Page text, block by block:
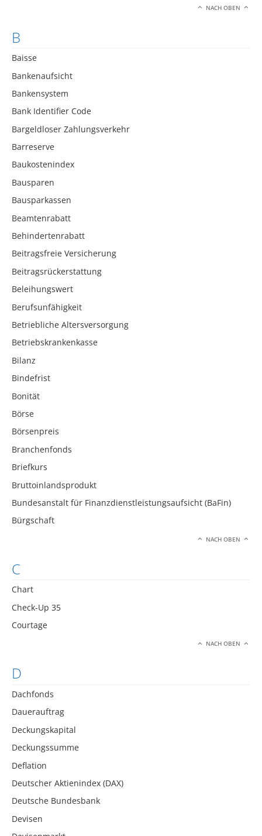
NACH OBEN
B
Baisse
Bankenaufsicht
Bankensystem
Bank Identifier Code
Bargeldloser Zahlungsverkehr
Barreserve
Baukostenindex
Bausparen
Bausparkassen
Beamtenrabatt
Behindertenrabatt
Beitragsfreie Versicherung
Beitragsrückerstattung
Beleihungswert
Berufsunfähigkeit
Betriebliche Altersversorgung
Betriebskrankenkasse
Bilanz
Bindefrist
Bonität
Börse
Börsenpreis
Branchenfonds
Briefkurs
Bruttoinlandsprodukt
Bundesanstalt für Finanzdienstleistungsaufsicht (BaFin)
Bürgschaft
NACH OBEN
C
Chart
Check-Up 35
Courtage
NACH OBEN
D
Dachfonds
Dauerauftrag
Deckungskapital
Deckungssumme
Deflation
Deutscher Aktienindex (DAX)
Deutsche Bundesbank
Devisen